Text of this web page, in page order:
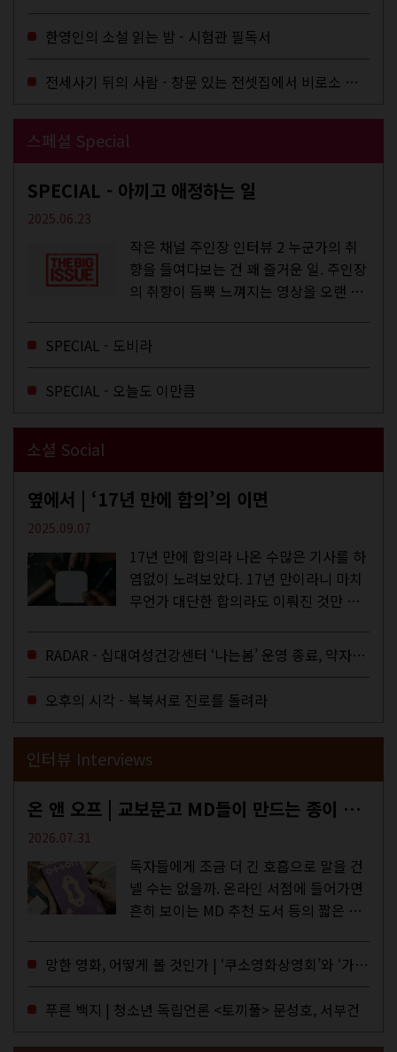
한영인의 소설 읽는 밤 - 시험관 필독서
전세사기 뒤의 사람 - 창문 있는 전셋집에서 비로소 겨울 이불을 샀다
스페셜 Special
SPECIAL - 아끼고 애정하는 일
2025.06.23
작은 채널 주인장 인터뷰 2 누군가의 취
향을 들여다보는 건 꽤 즐거운 일. 주인장
의 취향이 듬뿍 느껴지는 영상을 오랜 시
에 스며드는 경험을 하기도 한다. 좀처럼
듣지 않던 장르의 노래를...
SPECIAL - 도비라
SPECIAL - 오늘도 이만큼
소셜 Social
옆에서 | ‘17년 만에 합의’의 이면
2025.09.07
17년 만에 합의라 나온 수많은 기사를 하
염없이 노려보았다. 17년 만이라니 마치
무언가 대단한 합의라도 이뤄진 것만 같
을 결정하는 심의기구인 최저임금위원회
에 대한 소식을 전하는 기사였는데,...
RADAR - 십대여성건강센터 ‘나는봄’ 운영 종료, 약자로부터 멀어지는 도시
오후의 시각 - 북북서로 진로를 돌려라
인터뷰 Interviews
온 앤 오프 | 교보문고 MD들이 만드는 종이 잡지 <어떤>
2026.07.31
독자들에게 조금 더 긴 호흡으로 말을 건
넬 수는 없을까. 온라인 서점에 들어가면
흔히 보이는 MD 추천 도서 등의 짧은 문
MD들의 고민 끝에 세상 밖으로 나온 종
이 잡지 어떤(otton). 지난해 12월...
망한 영화, 어떻게 볼 것인가 | ‘쿠소영화상영회’와 ‘가자미’의 이야기
푸른 백지 | 청소년 독립언론 <토끼풀> 문성호, 서부건